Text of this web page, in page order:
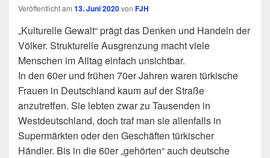
Veröffentlicht am 13. Juni 2020von FJH
„Kulturelle Gewalt“ prägt das Denken und Handeln der
Völker. Strukturelle Ausgrenzung macht viele
Menschen im Alltag einfach unsichtbar.
In den 60er und frühen 70er Jahren waren türkische
Frauen in Deutschland kaum auf der Straße
anzutreffen. Sie lebten zwar zu Tausenden in
Westdeutschland, doch traf man sie allenfalls in
Supermärkten oder den Geschäften türkischer
Händler. Bis in die 60er „gehörten“ auch deutsche